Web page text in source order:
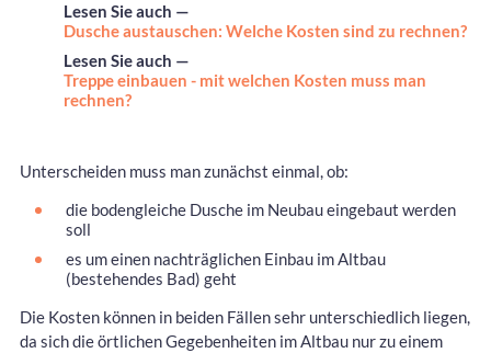
Lesen Sie auch —
Dusche austauschen: Welche Kosten sind zu rechnen?
Lesen Sie auch —
Treppe einbauen - mit welchen Kosten muss man
rechnen?
Unterscheiden muss man zunächst einmal, ob:
die bodengleiche Dusche im Neubau eingebaut werden
soll
es um einen nachträglichen Einbau im Altbau
(bestehendes Bad) geht
Die Kosten können in beiden Fällen sehr unterschiedlich liegen,
da sich die örtlichen Gegebenheiten im Altbau nur zu einem